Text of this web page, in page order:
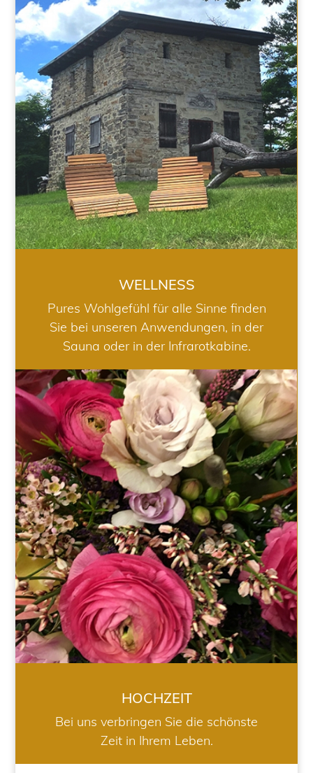
WELLNESS
WELLNESS
Pures Wohlgefühl für alle Sinne finden
Sie bei unseren Anwendungen, in der
Sauna oder in der Infrarotkabine.
HOCHZEIT
HOCHZEIT
Bei uns verbringen Sie die schönste
Zeit in Ihrem Leben.